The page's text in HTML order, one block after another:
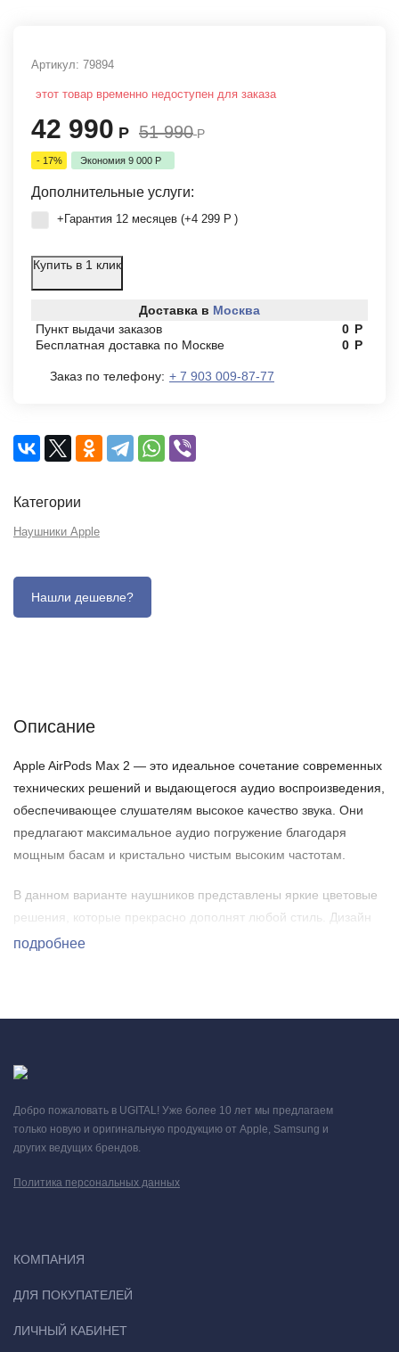
Артикул: 79894
этот товар временно недоступен для заказа
42 990 Р 51 990 Р
- 17% Экономия 9 000 Р
Дополнительные услуги:
+Гарантия 12 месяцев (+4 299 Р )
Купить в 1 клик
Доставка в Москва
Пункт выдачи заказов
0 Р
Бесплатная доставка по Москве
0 Р
Заказ по телефону: + 7 903 009-87-77
Категории
Наушники Apple
Описание
Apple AirPods Max 2 — это идеальное сочетание современных
технических решений и выдающегося аудио воспроизведения,
обеспечивающее слушателям высокое качество звука. Они
предлагают максимальное аудио погружение благодаря
мощным басам и кристально чистым высоким частотам.
В данном варианте наушников представлены яркие цветовые
решения, которые прекрасно дополнят любой стиль. Дизайн
гаджета проработан до мельчайших деталей: каждый цвет и
подробнее
Добро пожаловать в UGITAL! Уже более 10 лет мы предлагаем
только новую и оригинальную продукцию от Apple, Samsung и
других ведущих брендов.
Политика персональных данных
КОМПАНИЯ
ДЛЯ ПОКУПАТЕЛЕЙ
ЛИЧНЫЙ КАБИНЕТ